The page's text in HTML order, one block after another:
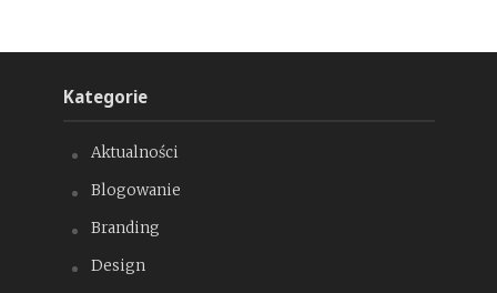
Kategorie
Aktualności
Blogowanie
Branding
Design